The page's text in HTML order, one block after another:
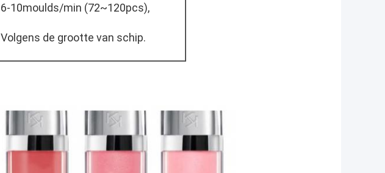
6-10moulds/min (72~120pcs),
Volgens de grootte van schip.